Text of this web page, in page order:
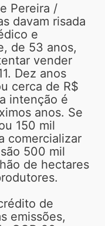
Pereira /
davam risada
e
de 53 anos,
vender
Dez anos
cerca de R$
intenção é
anos. Se
150 mil
comercializar
500 mil
de hectares
de
emissões,